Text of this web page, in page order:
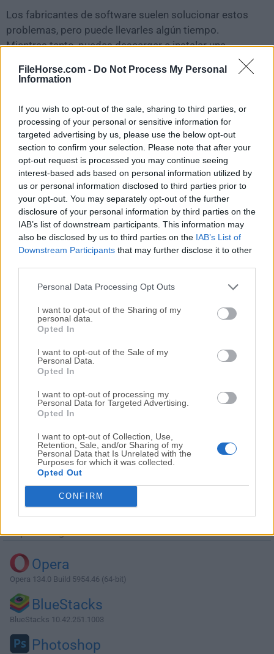
FileHorse.com - Do Not Process My Personal
Information
If you wish to opt-out of the sale, sharing to third parties, or
processing of your personal or sensitive information for
targeted advertising by us, please use the below opt-out
section to confirm your selection. Please note that after your
opt-out request is processed you may continue seeing
interest-based ads based on personal information utilized by
us or personal information disclosed to third parties prior to
your opt-out. You may separately opt-out of the further
disclosure of your personal information by third parties on the
IAB’s list of downstream participants. This information may
also be disclosed by us to third parties on the IAB’s List of
Downstream Participants that may further disclose it to other
Personal Data Processing Opt Outs
I want to opt-out of the Sharing of my
personal data.
Opted In
I want to opt-out of the Sale of my
Personal Data.
Opted In
I want to opt-out of processing my
Personal Data for Targeted Advertising.
Opted In
I want to opt-out of Collection, Use,
Retention, Sale, and/or Sharing of my
Personal Data that Is Unrelated with the
Purposes for which it was collected.
Opted Out
CONFIRM
Los fabricantes de software suelen solucionar estos
problemas, pero puede llevarles algún tiempo.
Mientras tanto, puedes descargar e instalar una
reciente de Baldis Basics (32-bit)o leer nuestra
reseña, simplemente hazclic aquí.
Todas las versiones antiguas distribuidas en nuestro
sitio web son completamente libres de virus y están
disponibles para su descarga sin costo alguno.
Nos encantaría saber de ti
Si tienes alguna pregunta o idea que desees compartir
Descargar Baldis Basics 1.2.2
¿Por qué se publica esta aplicación en Filehorse? (
información)
Top Descargas
Opera
Opera 134.0 Build 5954.46 (64-bit)
BlueStacks
BlueStacks 10.42.251.1003
Photoshop